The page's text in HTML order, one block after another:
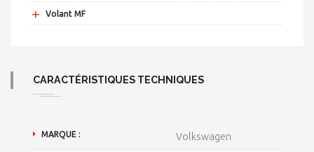
+ Volant MF
CARACTÉRISTIQUES TECHNIQUES
MARQUE : Volkswagen